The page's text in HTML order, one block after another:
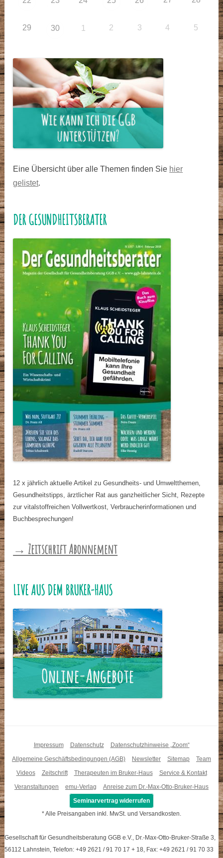
29 30 1 2 3 4 5
Eine Übersicht über alle Themen finden Sie hier
gelistet.
DER GESUNDHEITSBERATER
12 x jährlich aktuelle Artikel zu Gesundheits- und Umweltthemen,
Gesundheitstipps, ärztlicher Rat aus ganzheitlicher Sicht, Rezepte
zur vitalstoffreichen Vollwertkost, Verbraucherinformationen und
Buchbesprechungen!
→ Zeitschrift Abonnement
LIVE AUS DEM BRUKER-HAUS
Impressum Datenschutz
Datenschutzhinweise „Zoom“
Allgemeine Geschäftsbedingungen (AGB)
Newsletter Sitemap
Team
Videos
Zeitschrift Therapeuten im Bruker-Haus
Service & Kontakt
Veranstaltungen
emu-Verlag
Anreise zum Dr.-Max-Otto-Bruker-Haus
Seminarvertrag widerrufen
* Alle Preisangaben inkl. MwSt. und Versandkosten.
Gesellschaft für Gesundheitsberatung GGB e.V., Dr.-Max-Otto-Bruker-Straße 3,
56112 Lahnstein, Telefon: +49 2621 / 91 70 17 + 18, Fax: +49 2621 / 91 70 33